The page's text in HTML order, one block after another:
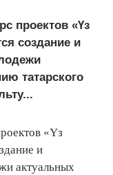
проектов «Үз
создание и
татарского
«Үз
и
актуальных